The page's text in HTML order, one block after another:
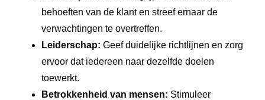
behoeften van de klant en streef ernaar de
verwachtingen te overtreffen.
Leiderschap: Geef duidelijke richtlijnen en zorg
ervoor dat iedereen naar dezelfde doelen
toewerkt.
Betrokkenheid van mensen: Stimuleer